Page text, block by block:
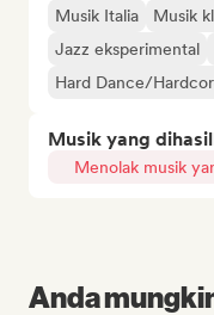
Musik Italia Musik
Jazz eksperimental
Hard Dance/
Musik yang
Menolak musik
Anda